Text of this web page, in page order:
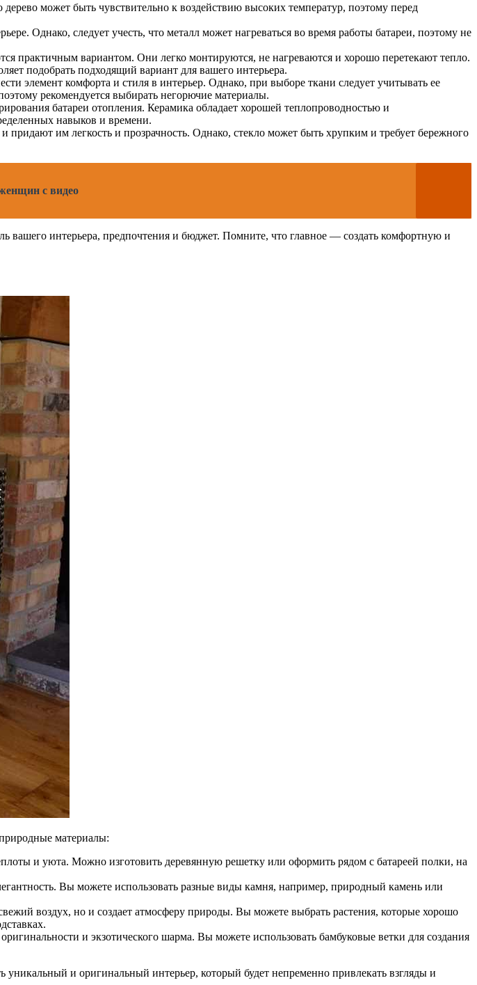
может быть чувствительно к воздействию высоких температур, поэтому перед
Однако, следует учесть, что металл может нагреваться во время работы батареи, поэтому не
практичным вариантом. Они легко монтируются, не нагреваются и хорошо перетекают тепло.
подобрать подходящий вариант для вашего интерьера.
элемент комфорта и стиля в интерьер. Однако, при выборе ткани следует учитывать ее
рекомендуется выбирать негорючие материалы.
батареи отопления. Керамика обладает хорошей теплопроводностью и
навыков и времени.
им легкость и прозрачность. Однако, стекло может быть хрупким и требует бережного
с видео
вашего интерьера, предпочтения и бюджет. Помните, что главное — создать комфортную и
материалы:
и уюта. Можно изготовить деревянную решетку или оформить рядом с батареей полки, на
Вы можете использовать разные виды камня, например, природный камень или
воздух, но и создает атмосферу природы. Вы можете выбрать растения, которые хорошо
и экзотического шарма. Вы можете использовать бамбуковые ветки для создания
уникальный и оригинальный интерьер, который будет непременно привлекать взгляды и